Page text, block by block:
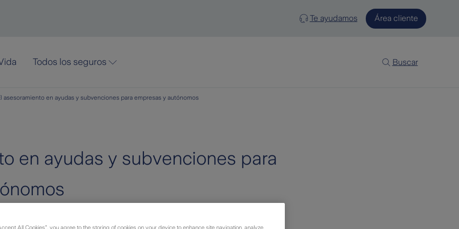
Te ayudamos Área cliente
Todos los seguros Buscar
asesoramiento en ayudas y subvenciones para empresas y autónomos
en ayudas y subvenciones para
All Cookies”, you agree to the storing of cookies on your device to enhance site navigation, analyze